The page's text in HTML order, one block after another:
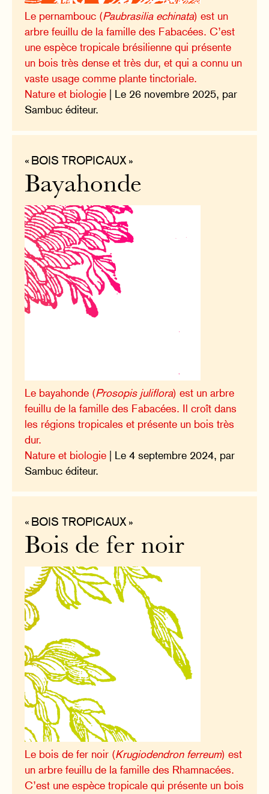
Le pernambouc (Paubrasilia echinata) est un
arbre feuillu de la famille des Fabacées. C’est
une espèce tropicale brésilienne qui présente
un bois très dense et très dur, et qui a connu un
vaste usage comme plante tinctoriale.
Nature et biologie | Le 26 novembre 2025, par
Sambuc éditeur.
« BOIS TROPICAUX »
Bayahonde
Le bayahonde (Prosopis juliflora) est un arbre
feuillu de la famille des Fabacées. Il croît dans
les régions tropicales et présente un bois très
dur.
Nature et biologie | Le 4 septembre 2024, par
Sambuc éditeur.
« BOIS TROPICAUX »
Bois de fer noir
Le bois de fer noir (Krugiodendron ferreum) est
un arbre feuillu de la famille des Rhamnacées.
C’est une espèce tropicale qui présente un bois